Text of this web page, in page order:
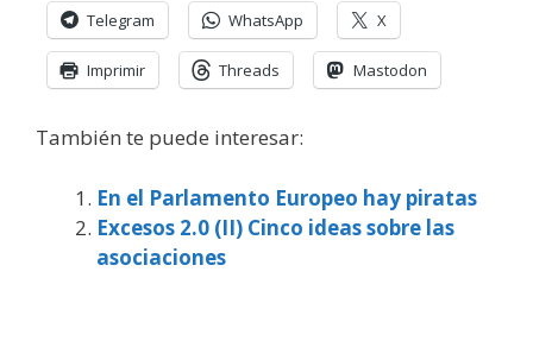
Telegram WhatsApp X
Imprimir Threads Mastodon
También te puede interesar:
En el Parlamento Europeo hay piratas
Excesos 2.0 (II) Cinco ideas sobre las
asociaciones